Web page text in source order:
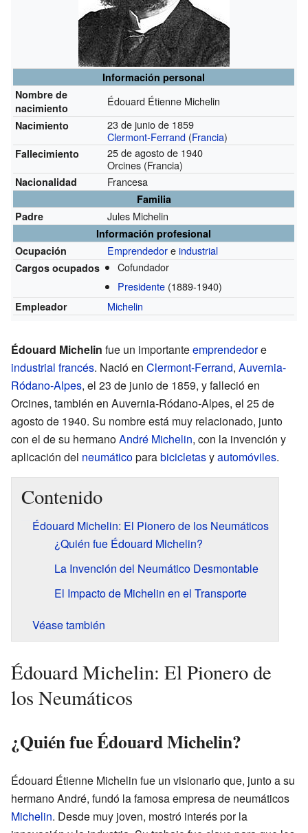
Información personal
Nombre de
nacimiento
Édouard Étienne Michelin
Nacimiento
23 de junio de 1859
Clermont-Ferrand (Francia)
Fallecimiento
25 de agosto de 1940
Orcines (Francia)
Nacionalidad Francesa
Familia
Padre
Jules Michelin
Información profesional
Ocupación
Emprendedoreindustrial
Cargos ocupados
Cofundador
Presidente (1889-1940)
Empleador Michelin
Édouard Michelin fue un importanteemprendedore
industrial francés. Nació en Clermont-Ferrand, Auvernia-
Ródano-Alpes, el 23 de junio de 1859, y falleció en
Orcines, también en Auvernia-Ródano-Alpes, el 25 de
agosto de 1940. Su nombre está muy relacionado, junto
con el de su hermanoAndré Michelin, con la invención y
aplicación del neumáticoparabicicletasyautomóviles.
Contenido
Édouard Michelin: El Pionero de los Neumáticos
¿Quién fue Édouard Michelin?
La Invención del Neumático Desmontable
El Impacto de Michelin en el Transporte
Véase también
Édouard Michelin: El Pionero de
los Neumáticos
¿Quién fue Édouard Michelin?
Édouard Étienne Michelin fue un visionario que, junto a su
hermano André, fundó la famosa empresa de neumáticos
Michelin. Desde muy joven, mostró interés por la